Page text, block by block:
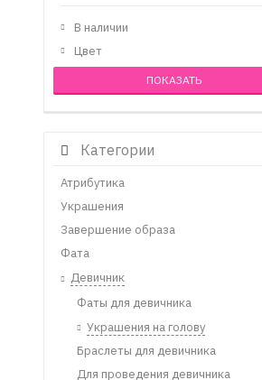
В наличии
Цвет
Категории
Атрибутика
Украшения
Завершение образа
Фата
Девичник
Фаты для девичника
Украшения на голову
Браслеты для девичника
Для проведения девичника